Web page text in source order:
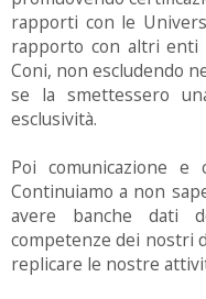
rapporti con le
rapporto con altri enti
Coni, non escludendo
se la smettessero
esclusività.
Poi comunicazione e
Continuiamo a non
avere banche dati
competenze dei nostri
replicare le nostre